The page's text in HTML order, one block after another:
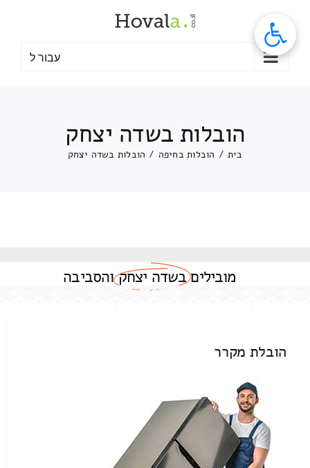
עבור ל
הובלות בשדה יצחק
בית / הובלות בחיפה / הובלות בשדה יצחק
מוביליםבשדה יצחקוהסביבה
הובלת מקרר